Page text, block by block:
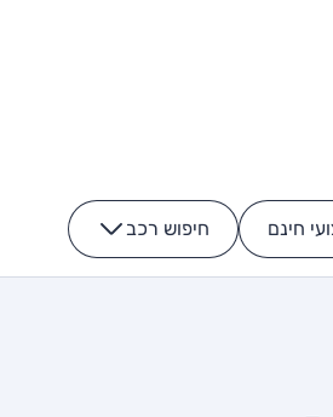
חינם חיפוש רכב